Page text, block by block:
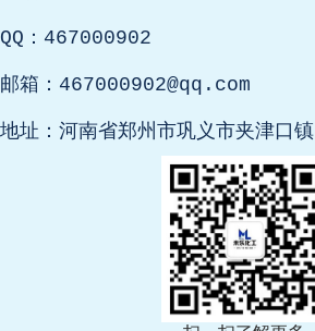
QQ：467000902
邮箱：467000902@qq.com
地址：河南省郑州市巩义市夹津口镇